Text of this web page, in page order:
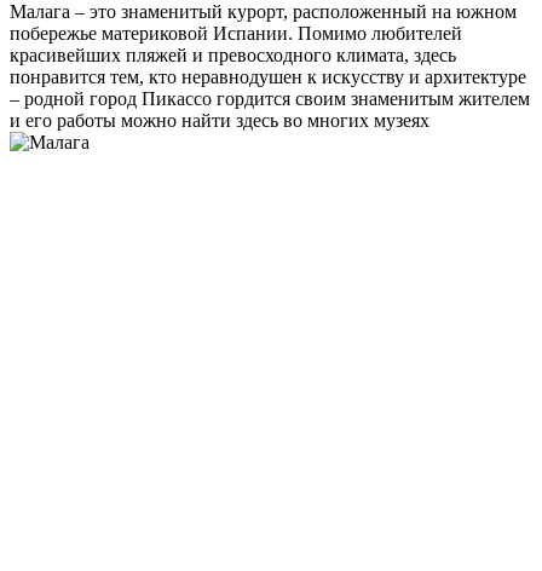
Малага – это знаменитый курорт, расположенный на южном
побережье материковой Испании. Помимо любителей
красивейших пляжей и превосходного климата, здесь
понравится тем, кто неравнодушен к искусству и архитектуре
– родной город Пикассо гордится своим знаменитым жителем
и его работы можно найти здесь во многих музеях